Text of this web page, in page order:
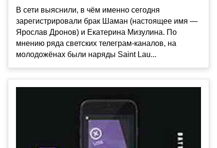
В сети выяснили, в чём именно сегодня
зарегистрировали брак Шаман (настоящее имя —
Ярослав Дронов) и Екатерина Мизулина. По
мнению ряда светских телеграм-каналов, на
молодожёнах были наряды Saint Lau...